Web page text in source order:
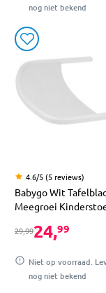
nog niet bekend
4.6/5 (5 reviews)
Babygo Wit
Meegroei
29,9924,99
Niet op voorraad.
nog niet bekend